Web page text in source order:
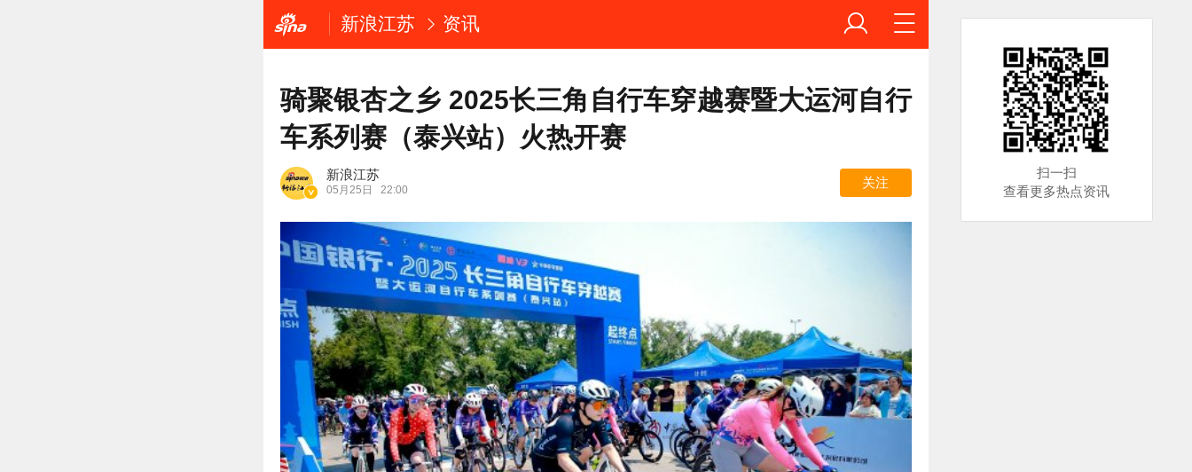
新浪江苏 资讯
骑聚银杏之乡 2025长三角自行车穿越赛暨大运河自行
车系列赛（泰兴站）火热开赛
新浪江苏
05月25日 22:00
关注
扫一扫
查看更多热点资讯